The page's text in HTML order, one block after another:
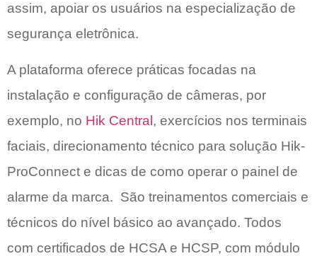
assim, apoiar os usuários na especialização de
segurança eletrônica.
A plataforma oferece práticas focadas na
instalação e configuração de câmeras, por
exemplo, no Hik Central, exercícios nos terminais
faciais, direcionamento técnico para solução Hik-
ProConnect e dicas de como operar o painel de
alarme da marca. São treinamentos comerciais e
técnicos do nível básico ao avançado. Todos
com certificados de HCSA e HCSP, com módulo